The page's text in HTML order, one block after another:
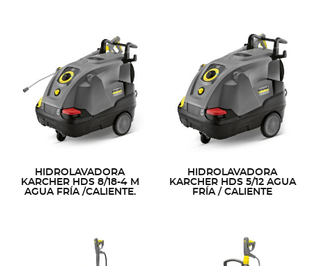
HIDROLAVADORA
KARCHER HDS 8/18-4 M
AGUA FRÍA /CALIENTE.
HIDROLAVADORA
KARCHER HDS 5/12 AGUA
FRÍA / CALIENTE